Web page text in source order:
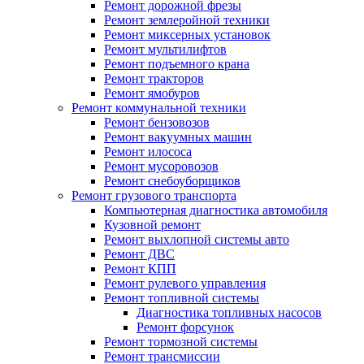
Ремонт дорожной фрезы
Ремонт землеройной техники
Ремонт миксерных установок
Ремонт мультилифтов
Ремонт подъемного крана
Ремонт тракторов
Ремонт ямобуров
Ремонт коммунальной техники
Ремонт бензовозов
Ремонт вакуумных машин
Ремонт илососа
Ремонт мусоровозов
Ремонт снебоуборщиков
Ремонт грузового транспорта
Компьютерная диагностика автомобиля
Кузовной ремонт
Ремонт выхлопной системы авто
Ремонт ДВС
Ремонт КПП
Ремонт рулевого управления
Ремонт топливной системы
Диагностика топливных насосов
Ремонт форсунок
Ремонт тормозной системы
Ремонт трансмиссии